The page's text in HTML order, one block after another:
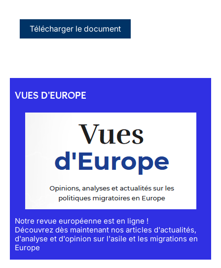
Télécharger le document
VUES D'EUROPE
Notre revue européenne est en ligne !
Découvrez dès maintenant nos articles d'actualités,
d'analyse et d'opinion sur l'asile et les migrations en
Europe